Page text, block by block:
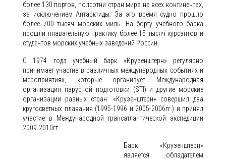
более 130 портов, полсотни стран мира на всех континентах,
за исключением Антарктиды. За это время судно прошло
более 700 тысяч морских миль. На борту учебного барка
прошли плавательную практику более 15 тысяч курсантов и
студентов морских учебных заведений России.
С 1974 года учебный барк «Крузенштерн» регулярно
принимает участие в различных международных событиях и
мероприятиях, которые организует Международная
организация парусной подготовки (STI) и другие морские
организации разных стран. «Крузенштерн» совершил два
кругосветных плавания (1995-1996 и 2005-2006гг.) и принял
участие в Международной трансатлантической экспедиции
2009-2010гг.
Барк «Крузенштерн»
является обладателем